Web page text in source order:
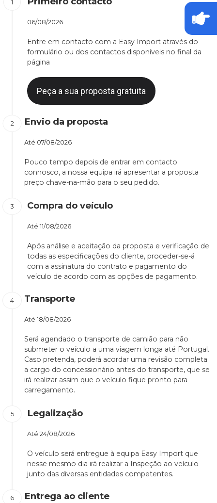
06/08/2026
Entre em contacto com a Easy Import através do
formulário ou dos contactos disponíveis no final da
página
Peça a sua proposta gratuita
Envio da proposta
Até 07/08/2026
Pouco tempo depois de entrar em contacto
connosco, a nossa equipa irá apresentar a proposta
preço chave-na-mão para o seu pedido.
Compra do veículo
Até 11/08/2026
Após análise e aceitação da proposta e verificação de
todas as especificações do cliente, proceder-se-á
com a assinatura do contrato e pagamento do
veículo de acordo com as opções de pagamento.
Transporte
Até 18/08/2026
Será agendado o transporte de camião para não
submeter o veículo a uma viagem longa até Portugal.
Caso pretenda, poderá acordar uma revisão completa
a cargo do concessionário antes do transporte, que se
irá realizar assim que o veículo fique pronto para
carregamento.
Legalização
Até 24/08/2026
O veículo será entregue à equipa Easy Import que
nesse mesmo dia irá realizar a Inspeção ao veículo
junto das diversas entidades competentes.
Entrega ao cliente